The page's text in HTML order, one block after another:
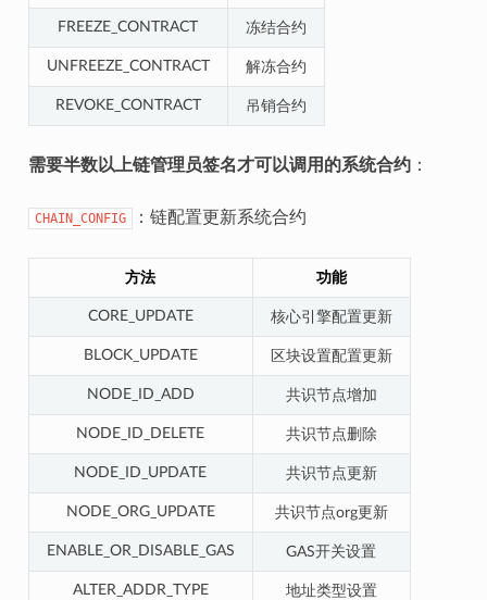
FREEZE_CONTRACT 冻结合约
UNFREEZE_CONTRACT 解冻合约
REVOKE_CONTRACT 吊销合约
需要半数以上链管理员签名才可以调用的系统合约：
CHAIN_CONFIG ：链配置更新系统合约
方法 功能
CORE_UPDATE 核心引擎配置更新
BLOCK_UPDATE 区块设置配置更新
NODE_ID_ADD 共识节点增加
NODE_ID_DELETE 共识节点删除
NODE_ID_UPDATE 共识节点更新
NODE_ORG_UPDATE 共识节点org更新
ENABLE_OR_DISABLE_GAS GAS开关设置
ALTER_ADDR_TYPE 地址类型设置